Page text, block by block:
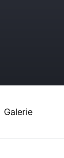
Galerie